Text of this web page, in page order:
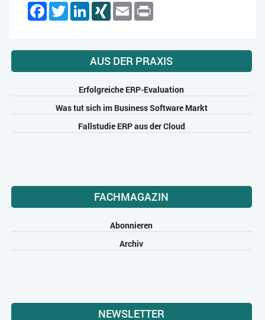
Facebook
TwitterLinkedInXING Email
AUS DER PRAXIS
Erfolgreiche ERP-Evaluation
Was tut sich im Business Software Markt
Fallstudie ERP aus der Cloud
FACHMAGAZIN
Abonnieren
Archiv
NEWSLETTER